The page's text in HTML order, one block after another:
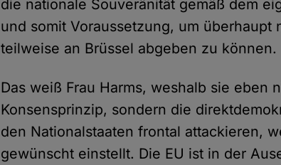
die nationale Souveränität gemäß dem
und somit Voraussetzung, um
teilweise an Brüssel abgeben zu können.
Das weiß Frau Harms, weshalb sie eben
Konsensprinzip, sondern die
den Nationalstaaten frontal attackieren,
gewünscht einstellt. Die EU ist in der